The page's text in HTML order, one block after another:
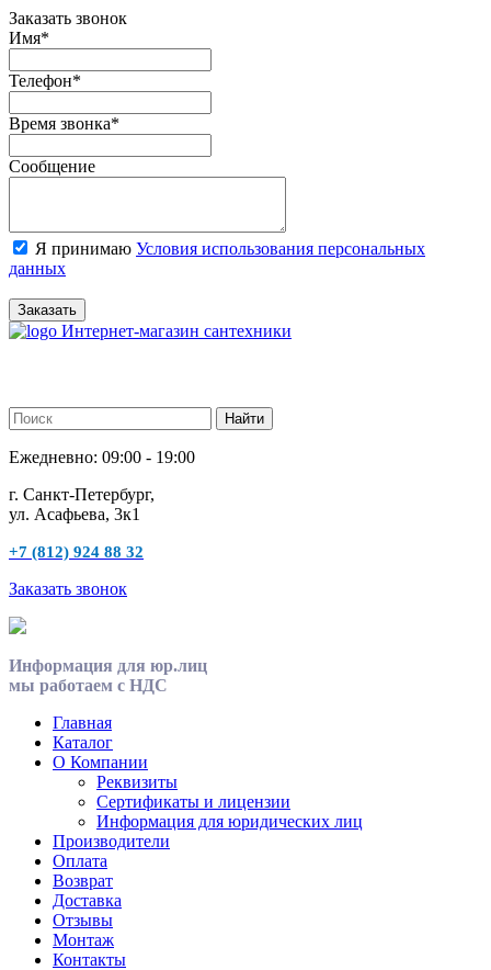
Заказать звонок
Имя*
Телефон*
Время звонка*
Сообщение
Я принимаю Условия использования персональных
данных
Заказать
Интернет-магазин сантехники
Ежедневно: 09:00 - 19:00
г. Санкт-Петербург,
ул. Асафьева, 3к1
+7 (812) 924 88 32
Заказать звонок
Информация для юр.лиц
мы работаем с НДС
Главная
Каталог
О Компании
Реквизиты
Сертификаты и лицензии
Информация для юридических лиц
Производители
Оплата
Возврат
Доставка
Отзывы
Монтаж
Контакты